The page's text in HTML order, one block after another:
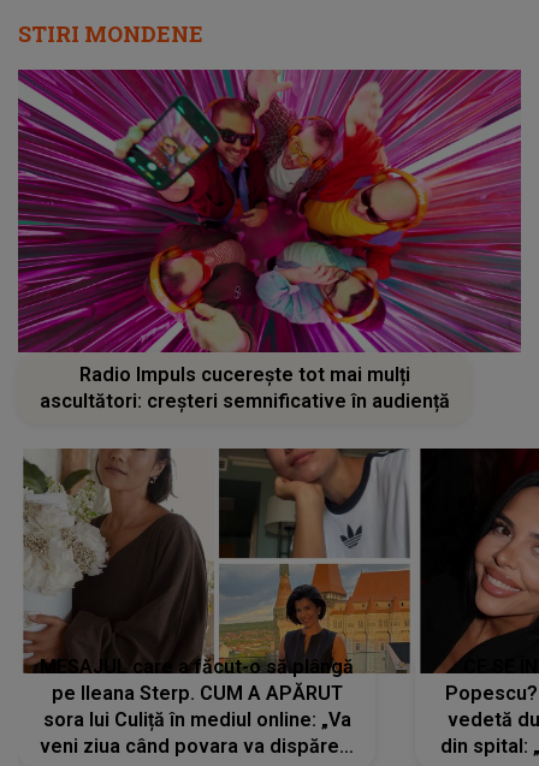
STIRI MONDENE
Radio Impuls cucerește tot mai mulți
ascultători: creșteri semnificative în audiență
MESAJUL care a făcut-o să plângă
pe Ileana Sterp. CUM A APĂRUT
sora lui Culiță în mediul online: „Va
veni ziua când povara va dispărea,
vedetă
din spital: